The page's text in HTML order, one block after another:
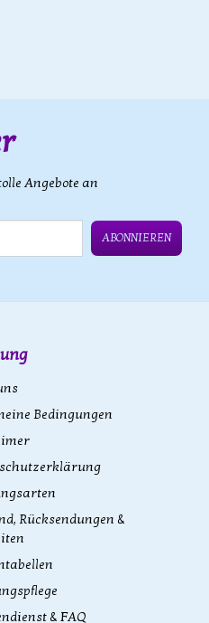
Angebote an
ABONNIEREN
Bedingungen
Rücksendungen &
& FAQ